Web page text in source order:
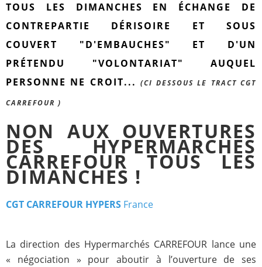
TOUS LES DIMANCHES EN ÉCHANGE DE
CONTREPARTIE DÉRISOIRE ET SOUS
COUVERT "D'EMBAUCHES" ET D'UN
PRÉTENDU "VOLONTARIAT" AUQUEL
PERSONNE NE CROIT... (CI DESSOUS LE TRACT CGT
CARREFOUR )
NON AUX OUVERTURES
DES HYPERMARCHES
CARREFOUR TOUS LES
DIMANCHES !
CGT CARREFOUR HYPERS France
La direction des Hypermarchés CARREFOUR lance une
« négociation » pour aboutir à l’ouverture de ses